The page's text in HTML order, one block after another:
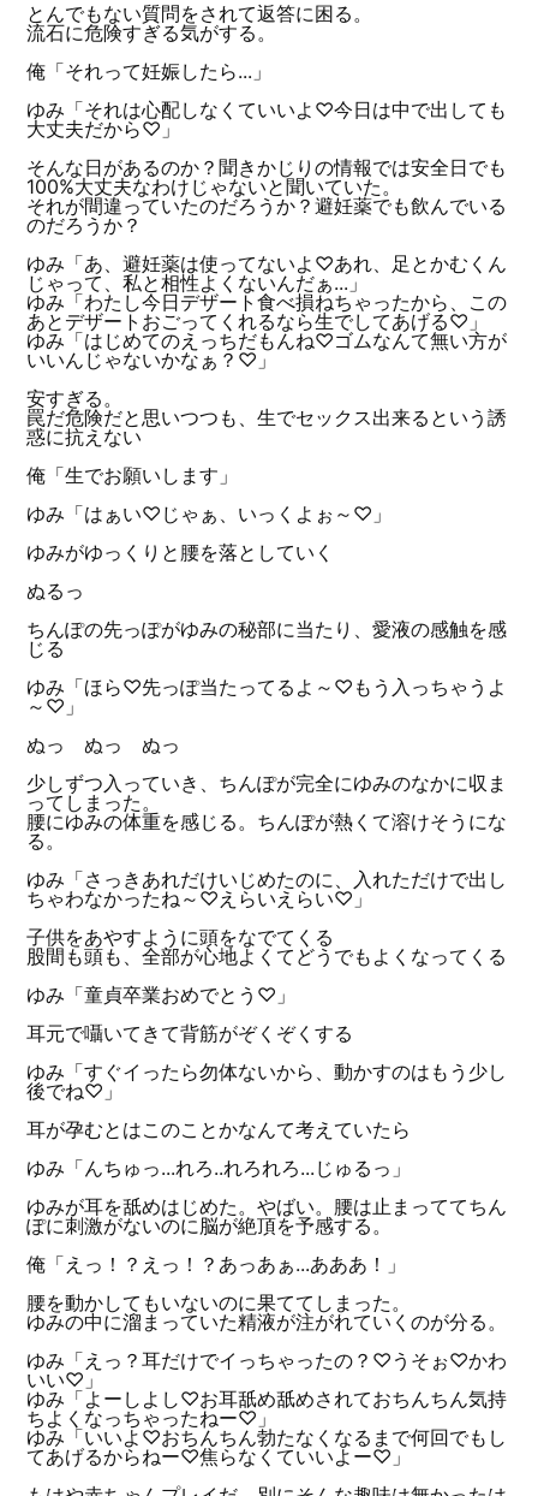
とんでもない質問をされて返答に困る。
流石に危険すぎる気がする。
俺「それって妊娠したら...」
ゆみ「それは心配しなくていいよ♡今日は中で出しても
大丈夫だから♡」
そんな日があるのか？聞きかじりの情報では安全日でも
100%大丈夫なわけじゃないと聞いていた。
それが間違っていたのだろうか？避妊薬でも飲んでいる
のだろうか？
ゆみ「あ、避妊薬は使ってないよ♡あれ、足とかむくん
じゃって、私と相性よくないんだぁ...」
ゆみ「わたし今日デザート食べ損ねちゃったから、この
あとデザートおごってくれるなら生でしてあげる♡」
ゆみ「はじめてのえっちだもんね♡ゴムなんて無い方が
いいんじゃないかなぁ？♡」
安すぎる。
罠だ危険だと思いつつも、生でセックス出来るという誘
惑に抗えない
俺「生でお願いします」
ゆみ「はぁい♡じゃぁ、いっくよぉ～♡」
ゆみがゆっくりと腰を落としていく
ぬるっ
ちんぽの先っぽがゆみの秘部に当たり、愛液の感触を感
じる
ゆみ「ほら♡先っぽ当たってるよ～♡もう入っちゃうよ
～♡」
ぬっ ぬっ ぬっ
少しずつ入っていき、ちんぽが完全にゆみのなかに収ま
ってしまった。
腰にゆみの体重を感じる。ちんぽが熱くて溶けそうにな
る。
ゆみ「さっきあれだけいじめたのに、入れただけで出し
ちゃわなかったね～♡えらいえらい♡」
子供をあやすように頭をなでてくる
股間も頭も、全部が心地よくてどうでもよくなってくる
ゆみ「童貞卒業おめでとう♡」
耳元で囁いてきて背筋がぞくぞくする
ゆみ「すぐイったら勿体ないから、動かすのはもう少し
後でね♡」
耳が孕むとはこのことかなんて考えていたら
ゆみ「んちゅっ...れろ..れろれろ...じゅるっ」
ゆみが耳を舐めはじめた。やばい。腰は止まっててちん
ぽに刺激がないのに脳が絶頂を予感する。
俺「えっ！？えっ！？あっあぁ...あああ！」
腰を動かしてもいないのに果ててしまった。
ゆみの中に溜まっていた精液が注がれていくのが分る。
ゆみ「えっ？耳だけでイっちゃったの？♡うそぉ♡かわ
いい♡」
ゆみ「よーしよし♡お耳舐め舐めされておちんちん気持
ちよくなっちゃったねー♡」
ゆみ「いいよ♡おちんちん勃たなくなるまで何回でもし
てあげるからねー♡焦らなくていいよー♡」